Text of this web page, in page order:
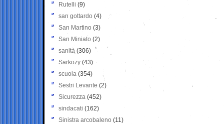
Rutelli (9)
san gottardo (4)
San Martino (3)
San Miniato (2)
sanità (306)
Sarkozy (43)
scuola (354)
Sestri Levante (2)
Sicurezza (452)
sindacati (162)
Sinistra arcobaleno (11)